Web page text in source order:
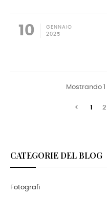
GENNAIO
10 2025
Mostrando
 2
CATEGORIE DEL BLOG
Fotografi